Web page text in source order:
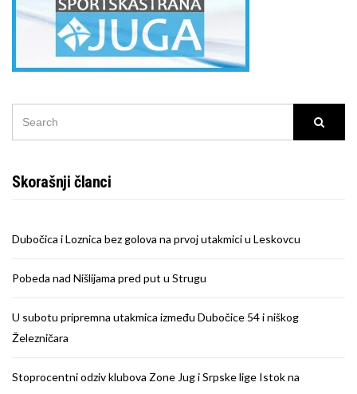
Skorašnji članci
Dubočica i Loznica bez golova na prvoj utakmici u Leskovcu
Pobeda nad Nišlijama pred put u Strugu
U subotu pripremna utakmica između Dubočice 54 i niškog
Železničara
Stoprocentni odziv klubova Zone Jug i Srpske lige Istok na